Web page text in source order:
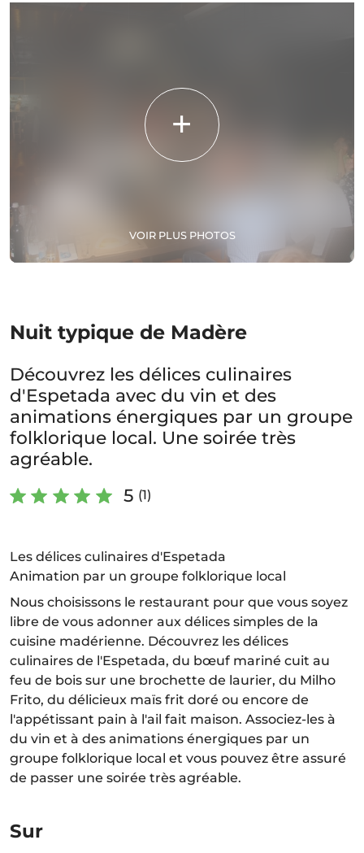
VOIR PLUS PHOTOS
Nuit typique de Madère
Découvrez les délices culinaires
d'Espetada avec du vin et des
animations énergiques par un groupe
folklorique local. Une soirée très
agréable.
5 (1)
Les délices culinaires d'Espetada
Animation par un groupe folklorique local
Nous choisissons le restaurant pour que vous soyez
libre de vous adonner aux délices simples de la
cuisine madérienne. Découvrez les délices
culinaires de l'Espetada, du bœuf mariné cuit au
feu de bois sur une brochette de laurier, du Milho
Frito, du délicieux maïs frit doré ou encore de
l'appétissant pain à l'ail fait maison. Associez-les à
du vin et à des animations énergiques par un
groupe folklorique local et vous pouvez être assuré
de passer une soirée très agréable.
Sur